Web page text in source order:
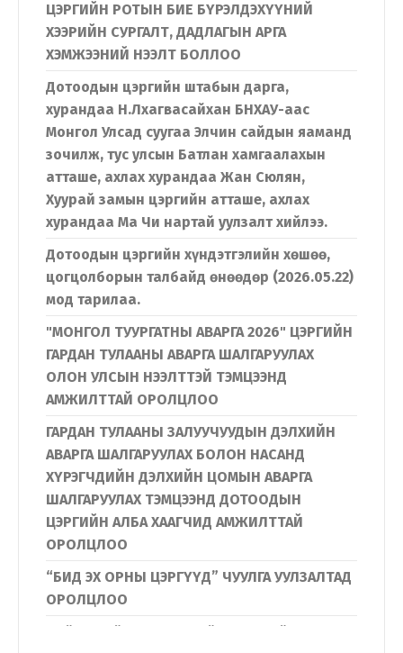
ЦЭРГИЙН РОТЫН БИЕ БҮРЭЛДЭХҮҮНИЙ
ХЭЭРИЙН СУРГАЛТ, ДАДЛАГЫН АРГА
ХЭМЖЭЭНИЙ НЭЭЛТ БОЛЛОО
Дотоодын цэргийн штабын дарга,
хурандаа Н.Лхагвасайхан БНХАУ-аас
Монгол Улсад суугаа Элчин сайдын яаманд
зочилж, тус улсын Батлан хамгаалахын
атташе, ахлах хурандаа Жан Сюлян,
Хуурай замын цэргийн атташе, ахлах
хурандаа Ма Чи нартай уулзалт хийлээ.
Дотоодын цэргийн хүндэтгэлийн хөшөө,
цогцолборын талбайд өнөөдөр (2026.05.22)
мод тарилаа.
"МОНГОЛ ТУУРГАТНЫ АВАРГА 2026" ЦЭРГИЙН
ГАРДАН ТУЛААНЫ АВАРГА ШАЛГАРУУЛАХ
ОЛОН УЛСЫН НЭЭЛТТЭЙ ТЭМЦЭЭНД
АМЖИЛТТАЙ ОРОЛЦЛОО
ГАРДАН ТУЛААНЫ ЗАЛУУЧУУДЫН ДЭЛХИЙН
АВАРГА ШАЛГАРУУЛАХ БОЛОН НАСАНД
ХҮРЭГЧДИЙН ДЭЛХИЙН ЦОМЫН АВАРГА
ШАЛГАРУУЛАХ ТЭМЦЭЭНД ДОТООДЫН
ЦЭРГИЙН АЛБА ХААГЧИД АМЖИЛТТАЙ
ОРОЛЦЛОО
“БИД ЭХ ОРНЫ ЦЭРГҮҮД” ЧУУЛГА УУЛЗАЛТАД
ОРОЛЦЛОО